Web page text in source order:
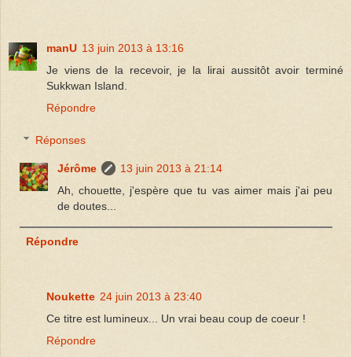
manU 13 juin 2013 à 13:16
Je viens de la recevoir, je la lirai aussitôt avoir terminé
Sukkwan Island.
Répondre
Réponses
Jérôme
13 juin 2013 à 21:14
Ah, chouette, j'espère que tu vas aimer mais j'ai peu
de doutes...
Répondre
Noukette 24 juin 2013 à 23:40
Ce titre est lumineux... Un vrai beau coup de coeur !
Répondre